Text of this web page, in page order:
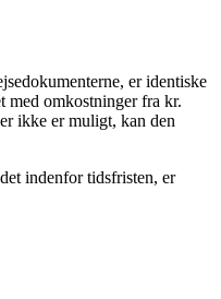
er identiske
med omkostninger fra kr.
ikke er muligt, kan den
indenfor tidsfristen, er